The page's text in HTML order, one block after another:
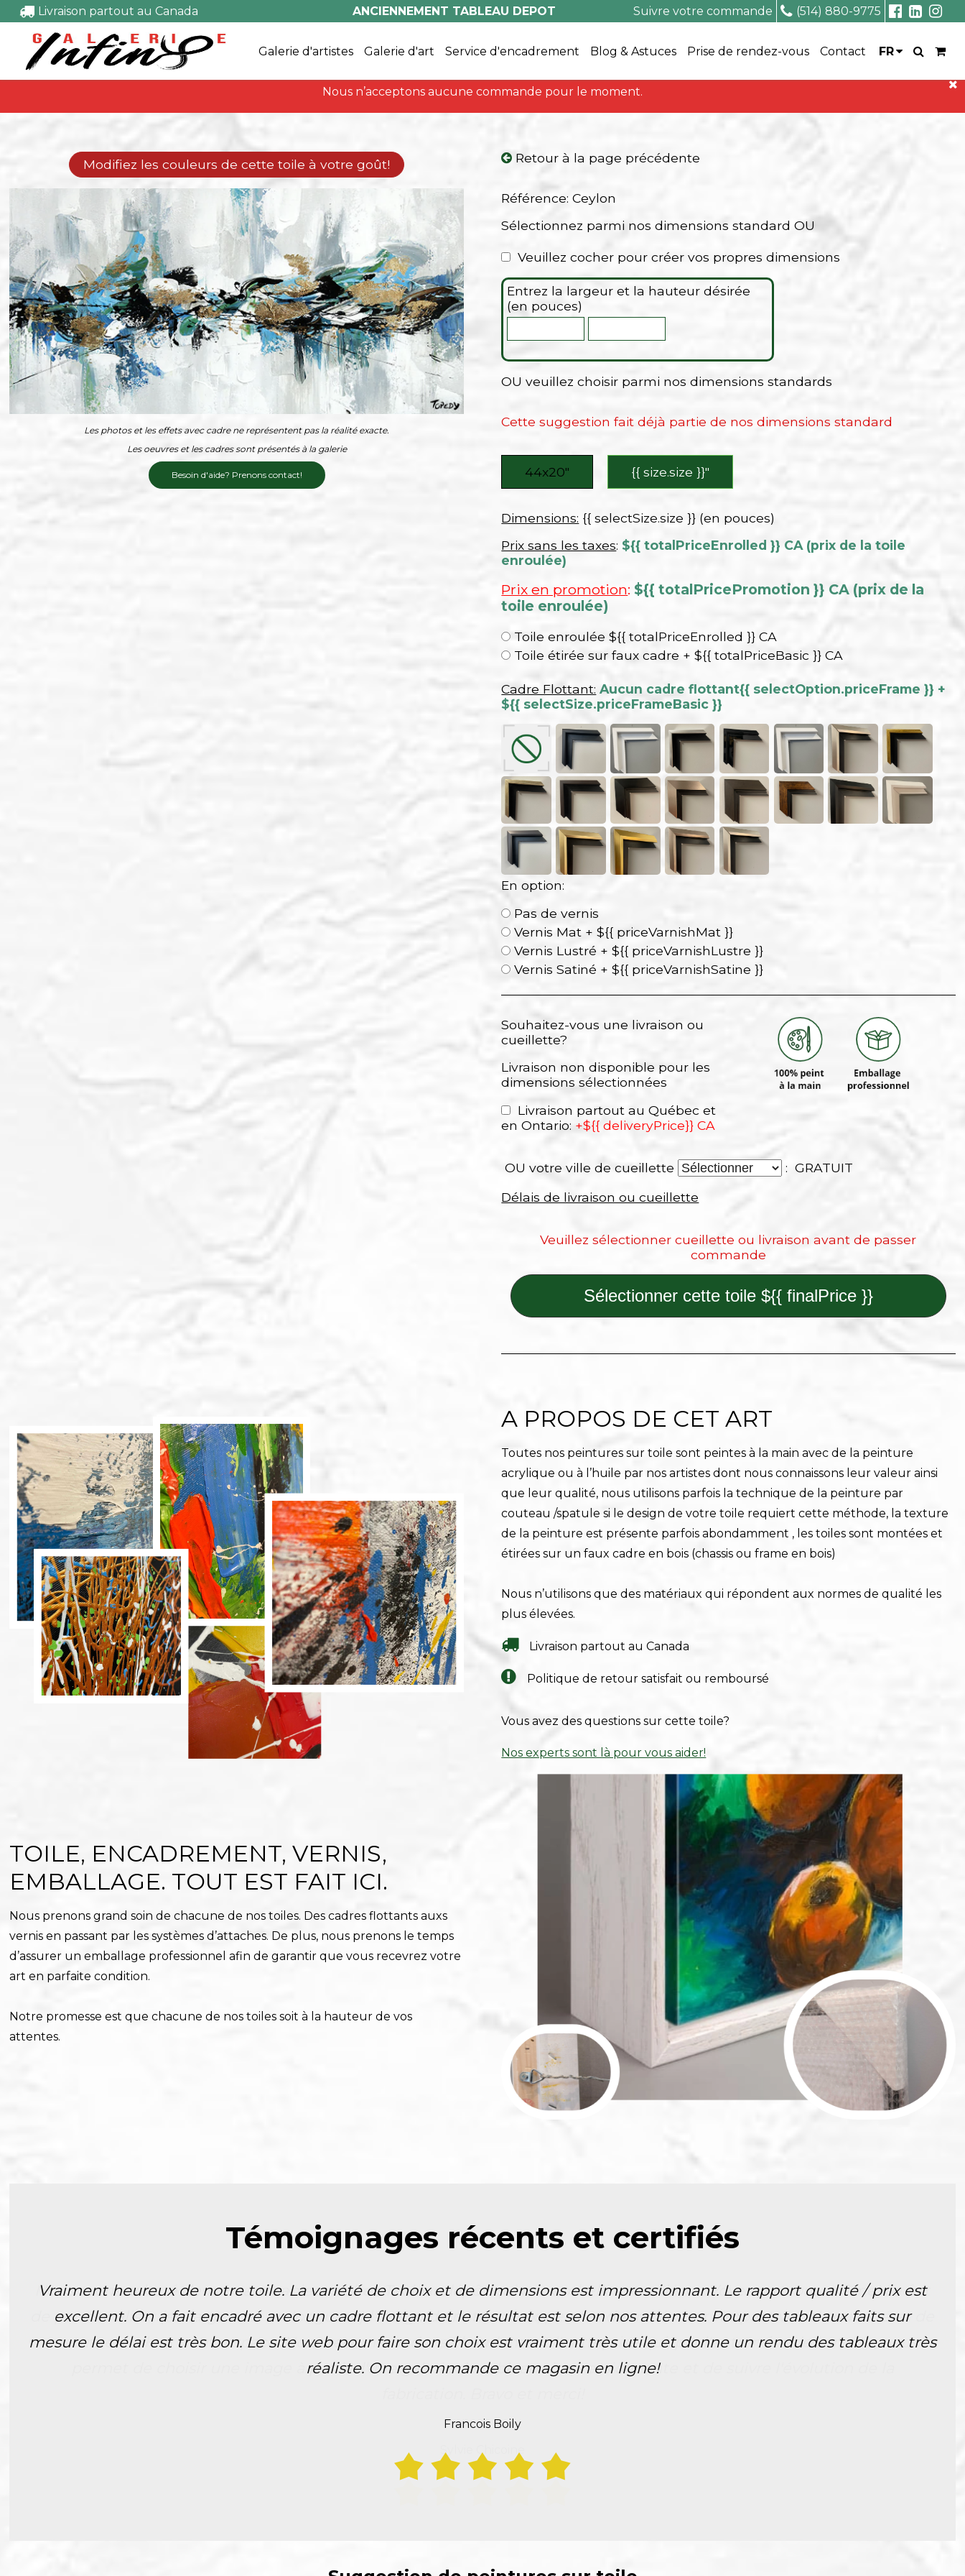
Livraison partout au Canada ANCIENNEMENT TABLEAU DEPOT Suivre votre commande (514) 880-9775
Galerie d'artistes Galerie d'art Service d'encadrement Blog & Astuces Prise de rendez-vous Contact FR
Nous n’acceptons aucune commande pour le moment.
Modifiez les couleurs de cette toile à votre goût!
Les photos et les effets avec cadre ne représentent pas la réalité exacte.
Les oeuvres et les cadres sont présentés à la galerie
Besoin d'aide? Prenons contact!
Retour à la page précédente
Référence: Ceylon
Sélectionnez parmi nos dimensions standard OU
Veuillez cocher pour créer vos propres dimensions
Entrez la largeur et la hauteur désirée
(en pouces)
OU veuillez choisir parmi nos dimensions standards
Cette suggestion fait déjà partie de nos dimensions standard
44x20″ {{ size.size }}″
Dimensions: {{ selectSize.size }} (en pouces)
Prix sans les taxes: ${{ totalPriceEnrolled }} CA (prix de la toile
enroulée)
Prix en promotion: ${{ totalPricePromotion }} CA (prix de la
toile enroulée)
Toile enroulée ${{ totalPriceEnrolled }} CA
Toile étirée sur faux cadre + ${{ totalPriceBasic }} CA
Cadre Flottant: Aucun cadre flottant{{ selectOption.priceFrame }} +
${{ selectSize.priceFrameBasic }}
En option:
Pas de vernis
Vernis Mat + ${{ priceVarnishMat }}
Vernis Lustré + ${{ priceVarnishLustre }}
Vernis Satiné + ${{ priceVarnishSatine }}
Souhaitez-vous une livraison ou
cueillette?
Livraison non disponible pour les
dimensions sélectionnées
Livraison partout au Québec et
en Ontario: +${{ deliveryPrice}} CA
OU votre ville de cueillette
: GRATUIT
Délais de livraison ou cueillette
Veuillez sélectionner cueillette ou livraison avant de passer
commande
Sélectionner cette toile ${{ finalPrice }}
A PROPOS DE CET ART
Toutes nos peintures sur toile sont peintes à la main avec de la peinture
acrylique ou à l’huile par nos artistes dont nous connaissons leur valeur ainsi
que leur qualité, nous utilisons parfois la technique de la peinture par
couteau /spatule si le design de votre toile requiert cette méthode, la texture
de la peinture est présente parfois abondamment , les toiles sont montées et
étirées sur un faux cadre en bois (chassis ou frame en bois)
Nous n’utilisons que des matériaux qui répondent aux normes de qualité les
plus élevées.
Livraison partout au Canada
Politique de retour satisfait ou remboursé
Vous avez des questions sur cette toile?
Nos experts sont là pour vous aider!
TOILE, ENCADREMENT, VERNIS,
EMBALLAGE. TOUT EST FAIT ICI.
Nous prenons grand soin de chacune de nos toiles. Des cadres flottants auxs
vernis en passant par les systèmes d’attaches. De plus, nous prenons le temps
d’assurer un emballage professionnel afin de garantir que vous recevrez votre
art en parfaite condition.
Notre promesse est que chacune de nos toiles soit à la hauteur de vos
attentes.
Témoignages récents et certifiés
Nous avons acheté deux beaux tableaux chez Tableaudépôt qui ont embelli notre décor. Voyez par vous-même! Le fait
de personnaliser (en largeur et en longueur) l'image de notre choix, permet de maximiser l'impact visuel souhaité et de
mettre en valeur notre espace. Nous recommandons chaudement l'entreprise qui, par l'entremise de son site, nous
permet de choisir une image à partir d'une galerie de tableaux impressionnante et de suivre l'évolution de la
Sylvie Chicoine